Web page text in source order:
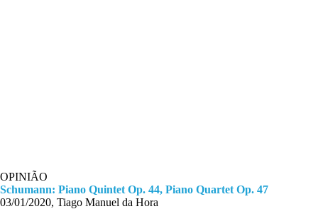
OPINIÃO
Schumann: Piano Quintet Op. 44, Piano Quartet Op. 47
03/01/2020, Tiago Manuel da Hora